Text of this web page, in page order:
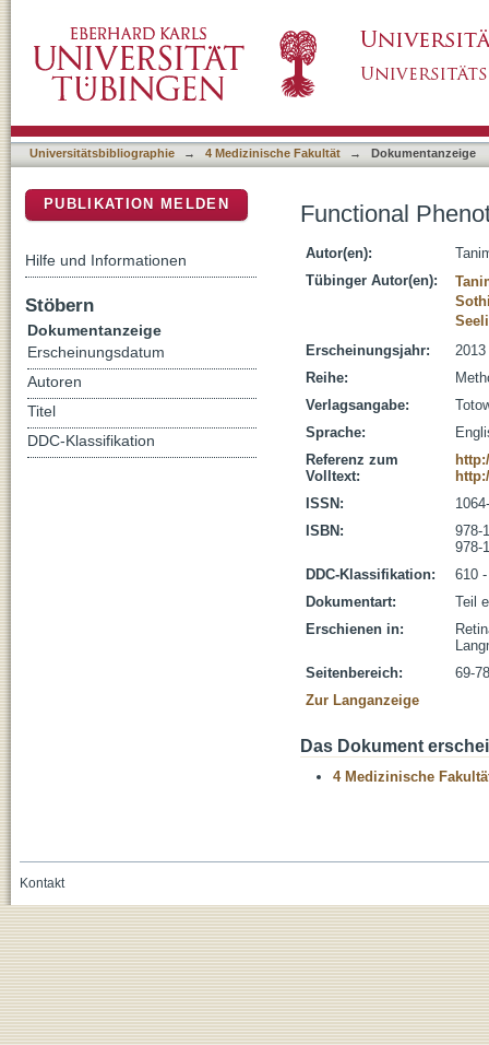
Universitätsbibliographie → 4 Medizinische Fakultät → Dokumentanzeige
Functional
Autor(en):
Tübinger Autor(en):
Erscheinungsjahr:
2013
Reihe:
Verlagsangabe:
Sprache:
Referenz zum
Volltext:
ISSN:
ISBN:
978-
978-
DDC-Klassifikation:
610
Dokumentart:
Teil
Erschienen in:
Seitenbereich:
69-78
Zur Langanzeige
Das Dokument
4 Medizinische
PUBLIKATION MELDEN
Hilfe und Informationen
Stöbern
Dokumentanzeige
Erscheinungsdatum
Autoren
Titel
DDC-Klassifikation
Kontakt